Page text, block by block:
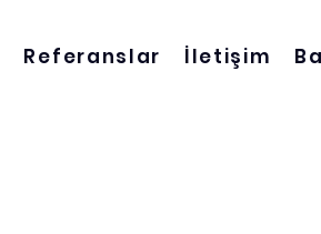
Referanslar İletişim